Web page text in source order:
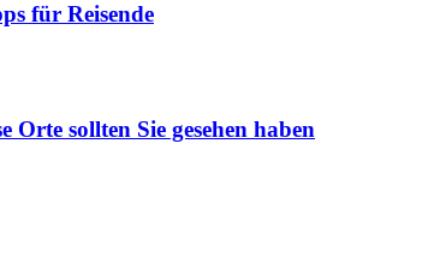
für Reisende
Orte sollten Sie gesehen haben